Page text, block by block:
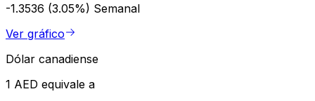
-1.3536 (3.05%) Semanal
Ver gráfico
Dólar canadiense
1 AED equivale a